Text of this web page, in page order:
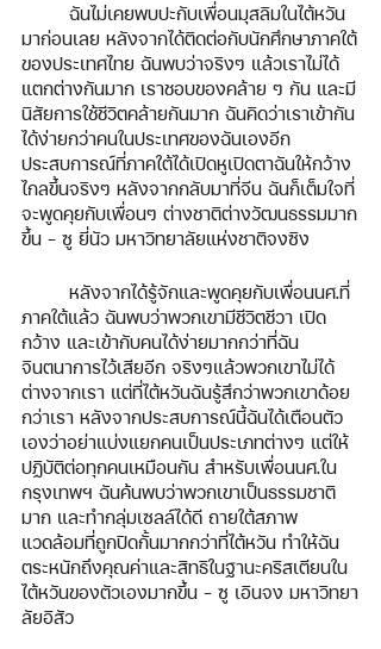
ฉันไม่เคยพบปะกับเพื่อนมุสลิมในไต้หวัน
มาก่อนเลย หลังจากได้ติดต่อกับนักศึกษาภาคใต้
ของประเทศไทย ฉันพบว่าจริงๆ แล้วเราไม่ได้
แตกต่างกันมาก เราชอบของคล้าย ๆ กัน และมี
นิสัยการใช้ชีวิตคล้ายกันมาก ฉันคิดว่าเราเข้ากัน
ได้ง่ายกว่าคนในประเทศของฉันเองอีก
ประสบการณ์ที่ภาคใต้ได้เปิดหูเปิดตาฉันให้กว้าง
ไกลขึ้นจริงๆ หลังจากกลับมาที่จีน ฉันก็เต็มใจที่
จะพูดคุยกับเพื่อนๆ ต่างชาติต่างวัฒนธรรมมาก
ขึ้น - ซู ยี่นัว มหาวิทยาลัยแห่งชาติจงซิง
หลังจากได้รู้จักและพูดคุยกับเพื่อนนศ.ที่
ภาคใต้แล้ว ฉันพบว่าพวกเขามีชีวิตชีวา เปิด
กว้าง และเข้ากับคนได้ง่ายมากกว่าที่ฉัน
จินตนาการไว้เสียอีก จริงๆแล้วพวกเขาไม่ได้
ต่างจากเรา แต่ที่ไต้หวันฉันรู้สึกว่าพวกเขาด้อย
กว่าเรา หลังจากประสบการณ์นี้ฉันได้เตือนตัว
เองว่าอย่าแบ่งแยกคนเป็นประเภทต่างๆ แต่ให้
ปฏิบัติต่อทุกคนเหมือนกัน สำหรับเพื่อนนศ.ใน
กรุงเทพฯ ฉันค้นพบว่าพวกเขาเป็นธรรมชาติ
มาก และทำกลุ่มเซลล์ได้ดี ถายใต้สภาพ
แวดล้อมที่ถูกปิดกั้นมากกว่าที่ไต้หวัน ทำให้ฉัน
ตระหนักถึงคุณค่าและสิทธิในฐานะคริสเตียนใน
ไต้หวันของตัวเองมากขึ้น - ซู เอินจง มหาวิทยา
ลัยอิสัว